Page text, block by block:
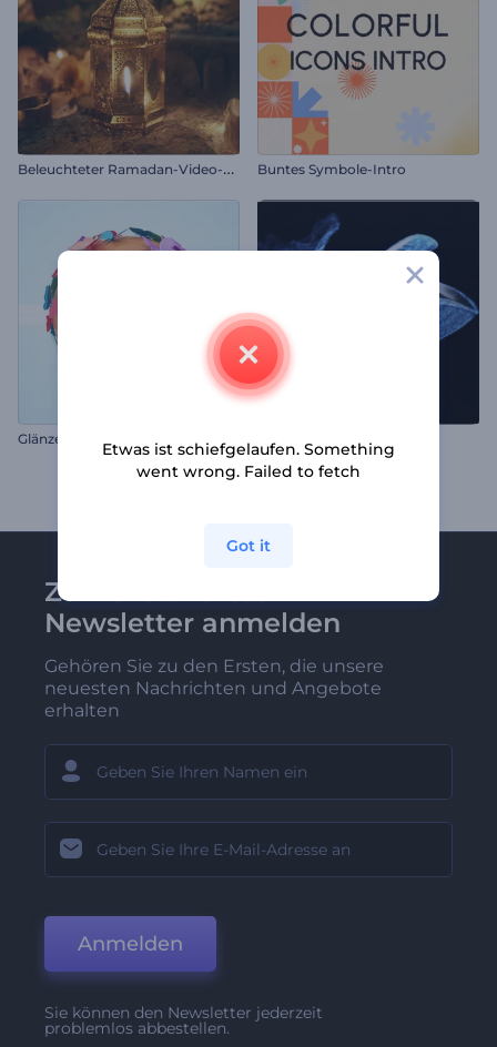
B
eleuchteter Ramadan-Video-Opener Buntes Symbole-Intro
Glänzendes Schmetterlings-Fantasie-Logo Drehende Shuriken Intro
Zu Renderforest-
Newsletter anmelden
Gehören Sie zu den Ersten, die unsere
neuesten Nachrichten und Angebote
erhalten
Anmelden
Sie können den Newsletter jederzeit
problemlos abbestellen.
Etwas ist schiefgelaufen. Something
went wrong. Failed to fetch
Got it